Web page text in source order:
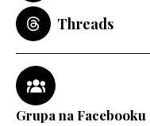
Threads
Grupa na Facebooku